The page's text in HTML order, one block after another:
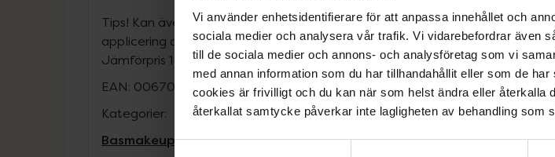
Vi använder enhetsidentifierare för att anpassa innehållet och
sociala medier och analysera vår trafik. Vi vidarebefordrar även
till de sociala medier och annons- och analysföretag som vi
med annan information som du har tillhandahållit eller som de
cookies är frivilligt och du kan när som helst ändra eller
återkallat samtycke påverkar inte lagligheten av behandling som
Samtyckesval
Tips! Kan även användas på läpparna för en jämnare yta vid
applicering av läppstift.
Jämförpris 14166,67 kr/l
EAN: 00670367007570
Kategorier:
BasmakeupMakeupPrimer